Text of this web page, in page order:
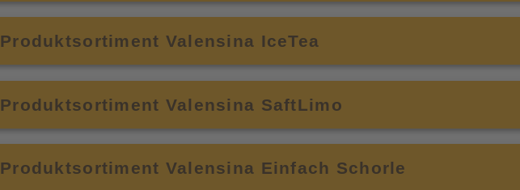
Produktsortiment Valensina IceTea
Produktsortiment Valensina SaftLimo
Produktsortiment Valensina Einfach Schorle